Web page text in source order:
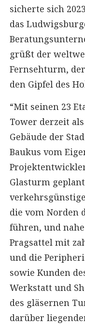
sicherte sich
das
grüßt der
Fernsehturm,
den Gipfel des
“Mit seinen 23
Tower derzeit
Gebäude der
Baukus vom
Glasturm
die vom Norden
führen, und
Pragsattel mit
und die
sowie Kunden
Werkstatt und
des gläsernen
darüber